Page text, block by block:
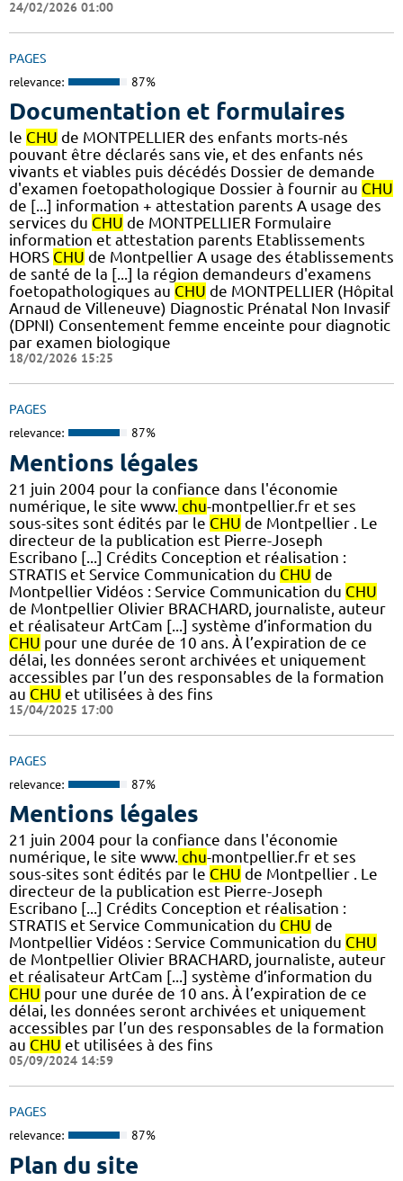
24/02/2026 01:00
PAGES
relevance: 87%
Documentation et formulaires
le CHU de MONTPELLIER des enfants morts-nés
pouvant être déclarés sans vie, et des enfants nés
vivants et viables puis décédés Dossier de demande
d'examen foetopathologique Dossier à fournir au CHU
de [...] information + attestation parents A usage des
services du CHU de MONTPELLIER Formulaire
information et attestation parents Etablissements
HORS CHU de Montpellier A usage des établissements
de santé de la [...] la région demandeurs d'examens
foetopathologiques au CHU de MONTPELLIER (Hôpital
Arnaud de Villeneuve) Diagnostic Prénatal Non Invasif
(DPNI) Consentement femme enceinte pour diagnotic
par examen biologique
18/02/2026 15:25
PAGES
relevance: 87%
Mentions légales
21 juin 2004 pour la confiance dans l'économie
numérique, le site www. chu-montpellier.fr et ses
sous-sites sont édités par le CHU de Montpellier . Le
directeur de la publication est Pierre-Joseph
Escribano [...] Crédits Conception et réalisation :
STRATIS et Service Communication du CHU de
Montpellier Vidéos : Service Communication du CHU
de Montpellier Olivier BRACHARD, journaliste, auteur
et réalisateur ArtCam [...] système d’information du
CHU pour une durée de 10 ans. À l’expiration de ce
délai, les données seront archivées et uniquement
accessibles par l’un des responsables de la formation
au CHU et utilisées à des fins
15/04/2025 17:00
PAGES
relevance: 87%
Mentions légales
21 juin 2004 pour la confiance dans l'économie
numérique, le site www. chu-montpellier.fr et ses
sous-sites sont édités par le CHU de Montpellier . Le
directeur de la publication est Pierre-Joseph
Escribano [...] Crédits Conception et réalisation :
STRATIS et Service Communication du CHU de
Montpellier Vidéos : Service Communication du CHU
de Montpellier Olivier BRACHARD, journaliste, auteur
et réalisateur ArtCam [...] système d’information du
CHU pour une durée de 10 ans. À l’expiration de ce
délai, les données seront archivées et uniquement
accessibles par l’un des responsables de la formation
au CHU et utilisées à des fins
05/09/2024 14:59
PAGES
relevance: 87%
Plan du site